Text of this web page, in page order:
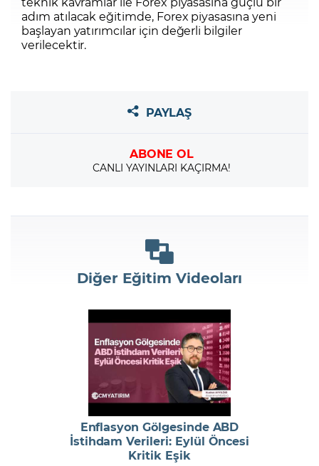
adım atılacak eğitimde, Forex piyasasına yeni
başlayan yatırımcılar için değerli bilgiler
verilecektir.
PAYLAŞ
ABONE OL
CANLI YAYINLARI KAÇIRMA!
Diğer Eğitim Videoları
Enflasyon Gölgesinde ABD
İstihdam Verileri: Eylül Öncesi
Kritik Eşik